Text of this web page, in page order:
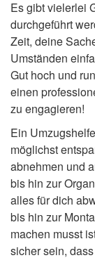
Es gibt vielerlei
durchgeführt
Zeit, deine
Umständen
Gut hoch und
einen
zu engagieren!
Ein
möglichst
abnehmen und
bis hin zur
alles für dich
bis hin zur
machen musst
sicher sein,